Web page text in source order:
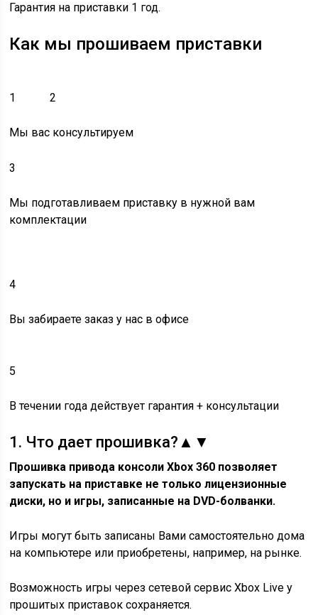
Гарантия на приставки 1 год.
Как мы прошиваем приставки
1 2
Мы вас консультируем
3
Мы подготавливаем приставку в нужной вам
комплектации
4
Вы забираете заказ у нас в офисе
5
В течении года действует гарантия + консультации
1. Что дает прошивка? ▲ ▼
Прошивка привода консоли Xbox 360 позволяет
запускать на приставке не только лицензионные
диски, но и игры, записанные на DVD-болванки.
Игры могут быть записаны Вами самостоятельно дома
на компьютере или приобретены, например, на рынке.
Возможность игры через сетевой сервис Xbox Live у
прошитых приставок сохраняется.